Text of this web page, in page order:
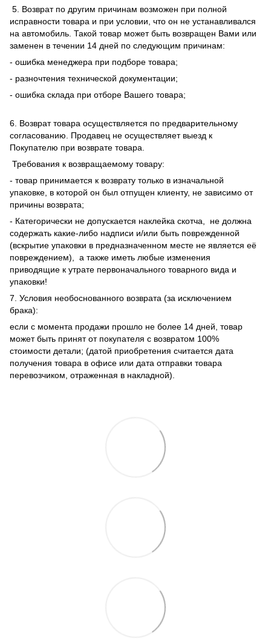
5. Возврат по другим причинам возможен при полной
исправности товара и при условии, что он не устанавливался
на автомобиль. Такой товар может быть возвращен Вами или
заменен в течении 14 дней по следующим причинам:
- ошибка менеджера при подборе товара;
- разночтения технической документации;
- ошибка склада при отборе Вашего товара;
6. Возврат товара осуществляется по предварительному
согласованию. Продавец не осуществляет выезд к
Покупателю при возврате товара.
Требования к возвращаемому товару:
- товар принимается к возврату только в изначальной
упаковке, в которой он был отпущен клиенту, не зависимо от
причины возврата;
- Категорически не допускается наклейка скотча, не должна
содержать какие-либо надписи и/или быть поврежденной
(вскрытие упаковки в предназначенном месте не является её
повреждением), а также иметь любые изменения
приводящие к утрате первоначального товарного вида и
упаковки!
7. Условия необоснованного возврата (за исключением
брака):
если с момента продажи прошло не более 14 дней, товар
может быть принят от покупателя с возвратом 100%
стоимости детали; (датой приобретения считается дата
получения товара в офисе или дата отправки товара
перевозчиком, отраженная в накладной).